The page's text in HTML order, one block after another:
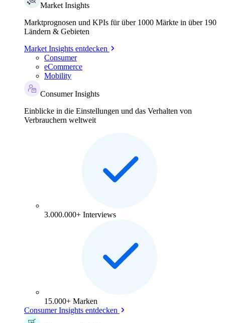
Market Insights
Marktprognosen und KPIs für über 1000 Märkte in über 190
Ländern & Gebieten
Market Insights entdecken
Consumer
eCommerce
Mobility
Consumer Insights
Einblicke in die Einstellungen und das Verhalten von
Verbrauchern weltweit
3.000.000+ Interviews
15.000+ Marken
Consumer Insights entdecken